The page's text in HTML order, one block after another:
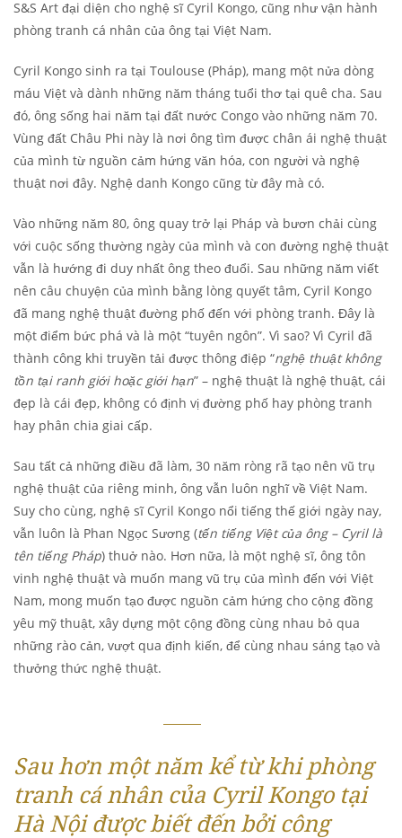
S&S Art đại diện cho nghệ sĩ Cyril Kongo, cũng như vận hành
phòng tranh cá nhân của ông tại Việt Nam.
Cyril Kongo sinh ra tại Toulouse (Pháp), mang một nửa dòng
máu Việt và dành những năm tháng tuổi thơ tại quê cha. Sau
đó, ông sống hai năm tại đất nước Congo vào những năm 70.
Vùng đất Châu Phi này là nơi ông tìm được chân ái nghệ thuật
của mình từ nguồn cảm hứng văn hóa, con người và nghệ
thuật nơi đây. Nghệ danh Kongo cũng từ đây mà có.
Vào những năm 80, ông quay trở lại Pháp và bươn chải cùng
với cuộc sống thường ngày của mình và con đường nghệ thuật
vẫn là hướng đi duy nhất ông theo đuổi. Sau những năm viết
nên câu chuyện của mình bằng lòng quyết tâm, Cyril Kongo
đã mang nghệ thuật đường phố đến với phòng tranh. Đây là
một điểm bức phá và là một “tuyên ngôn”. Vì sao? Vì Cyril đã
thành công khi truyền tải được thông điệp “nghệ thuật không
tồn tại ranh giới hoặc giới hạn” – nghệ thuật là nghệ thuật, cái
đẹp là cái đẹp, không có định vị đường phố hay phòng tranh
hay phân chia giai cấp.
Sau tất cả những điều đã làm, 30 năm ròng rã tạo nên vũ trụ
nghệ thuật của riêng minh, ông vẫn luôn nghĩ về Việt Nam.
Suy cho cùng, nghệ sĩ Cyril Kongo nổi tiếng thế giới ngày nay,
vẫn luôn là Phan Ngọc Sương (tến tiếng Việt của ông – Cyril là
tên tiếng Pháp) thuở nào. Hơn nữa, là một nghệ sĩ, ông tôn
vinh nghệ thuật và muốn mang vũ trụ của mình đến với Việt
Nam, mong muốn tạo được nguồn cảm hứng cho cộng đồng
yêu mỹ thuật, xây dựng một cộng đồng cùng nhau bỏ qua
những rào cản, vượt qua định kiến, để cùng nhau sáng tạo và
thưởng thức nghệ thuật.
Sau hơn một năm kể từ khi phòng
tranh cá nhân của Cyril Kongo tại
Hà Nội được biết đến bởi công